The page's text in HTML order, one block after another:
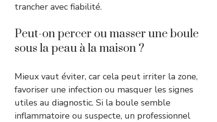
trancher avec fiabilité.
Peut-on percer ou masser une boule
sous la peau à la maison ?
Mieux vaut éviter, car cela peut irriter la zone,
favoriser une infection ou masquer les signes
utiles au diagnostic. Si la boule semble
inflammatoire ou suspecte, un professionnel